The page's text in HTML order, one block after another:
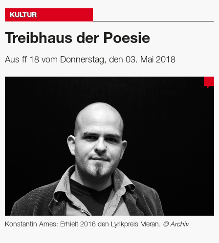
KULTUR
Treibhaus der Poesie
Aus ff 18 vom Donnerstag, den 03. Mai 2018
Konstantin Ames: Erhielt 2016 den Lyrikpreis Meran. © Archiv